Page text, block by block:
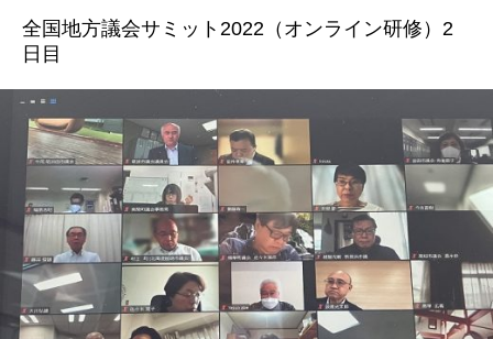
全国地方議会サミット2022（オンライン研修）2
日目